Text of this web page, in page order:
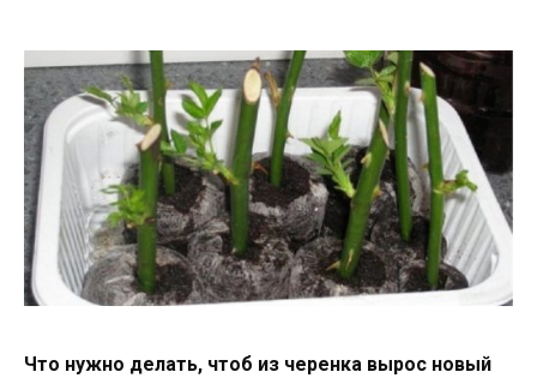
Что нужно делать, чтоб из черенка вырос новый